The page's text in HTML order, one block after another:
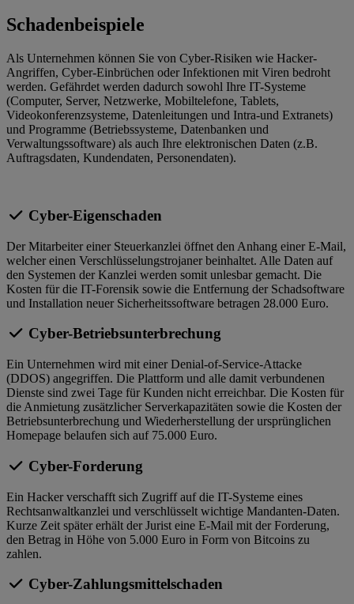
Schadenbeispiele
Als Unternehmen können Sie von Cyber-Risiken wie Hacker-
Angriffen, Cyber-Einbrüchen oder Infektionen mit Viren bedroht
werden. Gefährdet werden dadurch sowohl Ihre IT-Systeme
(Computer, Server, Netzwerke, Mobiltelefone, Tablets,
Videokonferenzsysteme, Datenleitungen und Intra-und Extranets)
und Programme (Betriebssysteme, Datenbanken und
Verwaltungssoftware) als auch Ihre elektronischen Daten (z.B.
Auftragsdaten, Kundendaten, Personendaten).
Cyber-Eigenschaden
Der Mitarbeiter einer Steuerkanzlei öffnet den Anhang einer E-Mail,
welcher einen Verschlüsselungstrojaner beinhaltet. Alle Daten auf
den Systemen der Kanzlei werden somit unlesbar gemacht. Die
Kosten für die IT-Forensik sowie die Entfernung der Schadsoftware
und Installation neuer Sicherheitssoftware betragen 28.000 Euro.
Cyber-Betriebsunterbrechung
Ein Unternehmen wird mit einer Denial-of-Service-Attacke
(DDOS) angegriffen. Die Plattform und alle damit verbundenen
Dienste sind zwei Tage für Kunden nicht erreichbar. Die Kosten für
die Anmietung zusätzlicher Serverkapazitäten sowie die Kosten der
Betriebsunterbrechung und Wiederherstellung der ursprünglichen
Homepage belaufen sich auf 75.000 Euro.
Cyber-Forderung
Ein Hacker verschafft sich Zugriff auf die IT-Systeme eines
Rechtsanwaltkanzlei und verschlüsselt wichtige Mandanten-Daten.
Kurze Zeit später erhält der Jurist eine E-Mail mit der Forderung,
den Betrag in Höhe von 5.000 Euro in Form von Bitcoins zu
zahlen.
Cyber-Zahlungsmittelschaden